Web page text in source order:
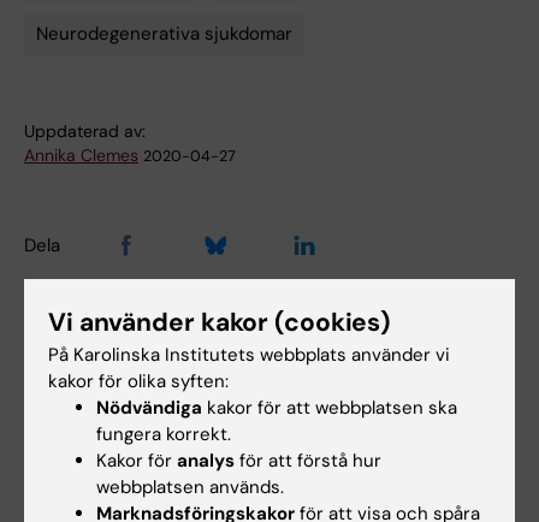
Neurodegenerativa sjukdomar
Uppdaterad av:
Annika Clemes 2020-04-27
Dela
Relaterade artiklar
Vi använder kakor (cookies)
På Karolinska Institutets webbplats använder vi
kakor för olika syften:
Nödvändiga kakor för att webbplatsen ska
fungera korrekt.
Kakor för analys för att förstå hur
webbplatsen används.
Marknadsföringskakor för att visa och spåra